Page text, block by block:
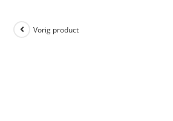
Vorig product